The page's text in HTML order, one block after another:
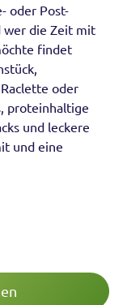
oder Post-
wer die Zeit mit
findet
oder
proteinhaltige
und leckere
und eine